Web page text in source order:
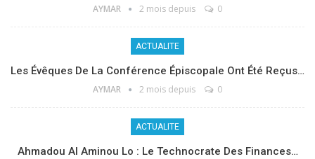
AYMAR 2 mois depuis 0
ACTUALITE
Les Évêques De La Conférence Épiscopale Ont Été Reçus…
AYMAR 2 mois depuis 0
ACTUALITE
Ahmadou Al Aminou Lo : Le Technocrate Des Finances…